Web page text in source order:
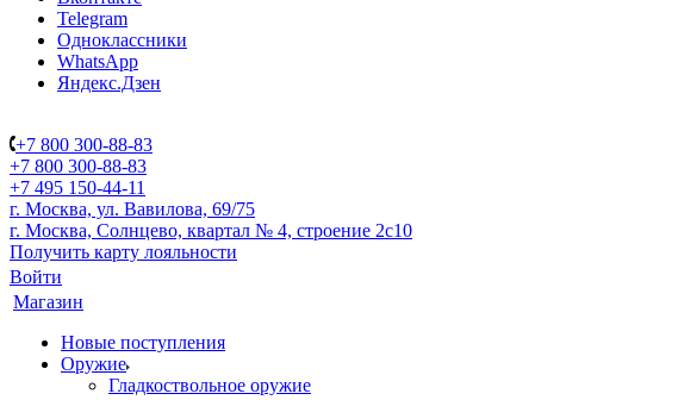
Telegram
Одноклассники
WhatsApp
Яндекс.Дзен
+7 800 300-88-83
+7 800 300-88-83
+7 495 150-44-11
г. Москва, ул. Вавилова, 69/75
г. Москва, Солнцево, квартал № 4, строение 2с10
Получить карту лояльности
Войти
Магазин
Новые поступления
Оружие
Гладкоствольное оружие